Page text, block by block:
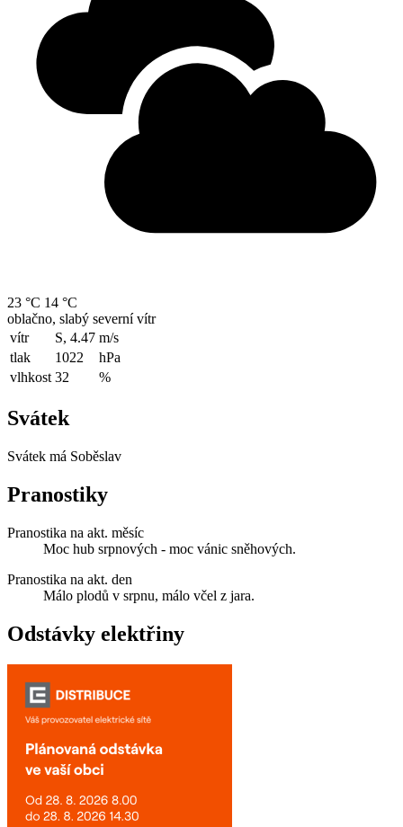
23 °C 14 °C
oblačno, slabý severní vítr
vítr
S, 4.47 m/s
tlak
1022
hPa
vlhkost 32 %
Svátek
Svátek má Soběslav
Pranostiky
Pranostika na akt. měsíc
Moc hub srpnových - moc vánic sněhových.
Pranostika na akt. den
Málo plodů v srpnu, málo včel z jara.
Odstávky elektřiny